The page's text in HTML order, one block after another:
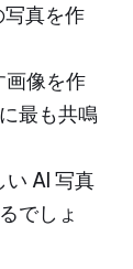
真を作
画像を作
最も共鳴
AI 写真
でしょ